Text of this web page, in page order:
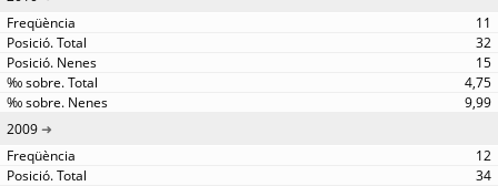
11
32
15
4,75
9,99
2009
12
34